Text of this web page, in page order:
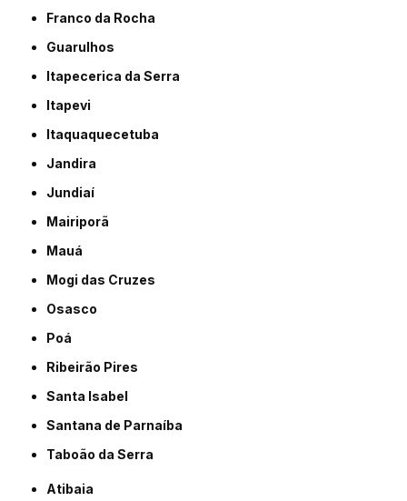
Franco da Rocha
Guarulhos
Itapecerica da Serra
Itapevi
Itaquaquecetuba
Jandira
Jundiaí
Mairiporã
Mauá
Mogi das Cruzes
Osasco
Poá
Ribeirão Pires
Santa Isabel
Santana de Parnaíba
Taboão da Serra
Atibaia